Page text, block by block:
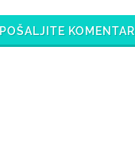
POŠALJITE KOMENTAR